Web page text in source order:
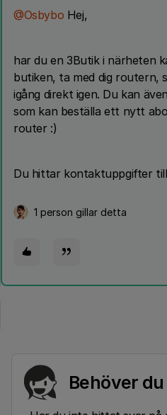
@Osbybo Hej,
har du en 3Butik i närheten
butiken, ta med dig routern,
igång direkt igen. Du kan
som kan beställa ett nytt
router :)
Du hittar kontaktuppgifter
1 person gillar detta
Behöver